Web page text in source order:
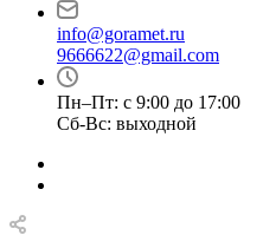
info@goramet.ru
9666622@gmail.com
Пн–Пт: с 9:00 до 17:00
Сб-Вс: выходной